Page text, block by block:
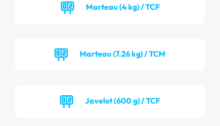
Marteau (4 kg) / TCF
Marteau (7.26 kg) / TCM
Javelot (600 g) / TCF